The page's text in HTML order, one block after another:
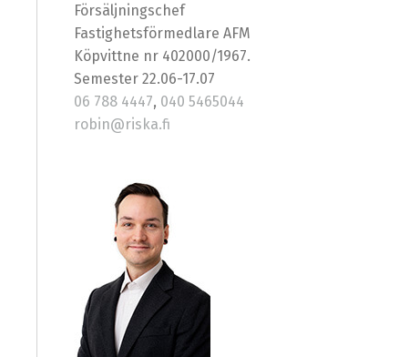
Försäljningschef
Fastighetsförmedlare AFM
Köpvittne nr 402000/1967.
Semester 22.06-17.07
06 788 4447, 040 5465044
robin@riska.fi